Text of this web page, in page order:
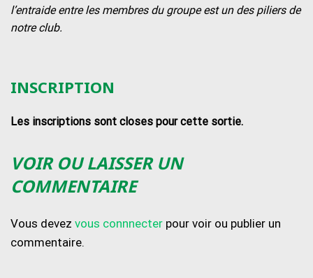
l’entraide entre les membres du groupe est un des piliers de
notre club.
INSCRIPTION
Les inscriptions sont closes pour cette sortie.
VOIR OU LAISSER UN
COMMENTAIRE
Vous devez vous connnecter pour voir ou publier un
commentaire.